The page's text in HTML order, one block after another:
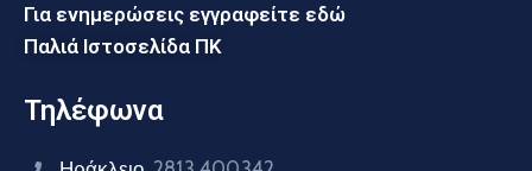
Για ενημερώσεις εγγραφείτε εδώ
Παλιά Ιστοσελίδα ΠΚ
Τηλέφωνα